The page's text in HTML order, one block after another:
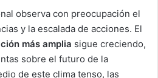
observa con preocupación el
y la escalada de acciones. El
más amplia sigue creciendo,
sobre el futuro de la
de este clima tenso, las